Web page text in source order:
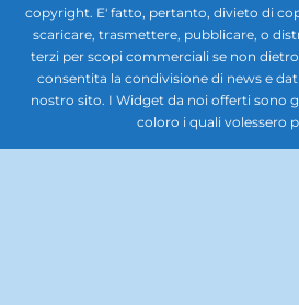
copyright. E' fatto, pertanto, divieto di
scaricare, trasmettere, pubblicare, o
terzi per scopi commerciali se non
consentita la condivisione di news e
nostro sito. I Widget da noi offerti sono
coloro i quali volessero